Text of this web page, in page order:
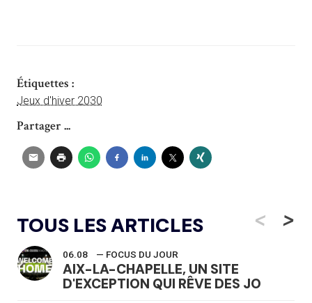
Étiquettes :
Jeux d'hiver 2030
Partager ...
TOUS LES ARTICLES <
06.08 — FOCUS DU JOUR
AIX-LA-CHAPELLE, UN SITE
D'EXCEPTION QUI RÊVE DES JO
>